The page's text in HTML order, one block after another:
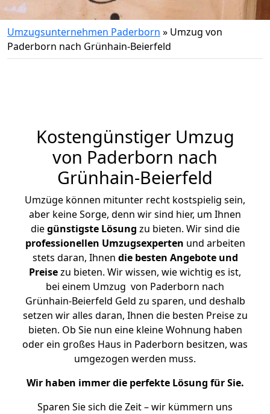
Umzugsunternehmen Paderborn » Umzug von
Paderborn nach Grünhain-Beierfeld
Kostengünstiger Umzug
von Paderborn nach
Grünhain-Beierfeld
Umzüge können mitunter recht kostspielig sein,
aber keine Sorge, denn wir sind hier, um Ihnen
diegünstigste Lösung zu bieten. Wir sind die
professionellen Umzugsexperten und arbeiten
stets daran, Ihnen die besten Angebote und
Preisezu bieten. Wir wissen, wie wichtig es ist,
bei einem Umzug von Paderborn nach
Grünhain-Beierfeld Geld zu sparen, und deshalb
setzen wir alles daran, Ihnen die besten Preise zu
bieten. Ob Sie nun eine kleine Wohnung haben
oder ein großes Haus in Paderborn besitzen, was
umgezogen werden muss.
Wir haben immer die perfekte Lösung für Sie.
Sparen Sie sich die Zeit – wir kümmern uns